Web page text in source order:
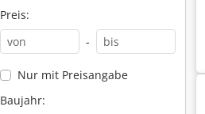
Preis:
-
Nur mit Preisangabe
Baujahr: